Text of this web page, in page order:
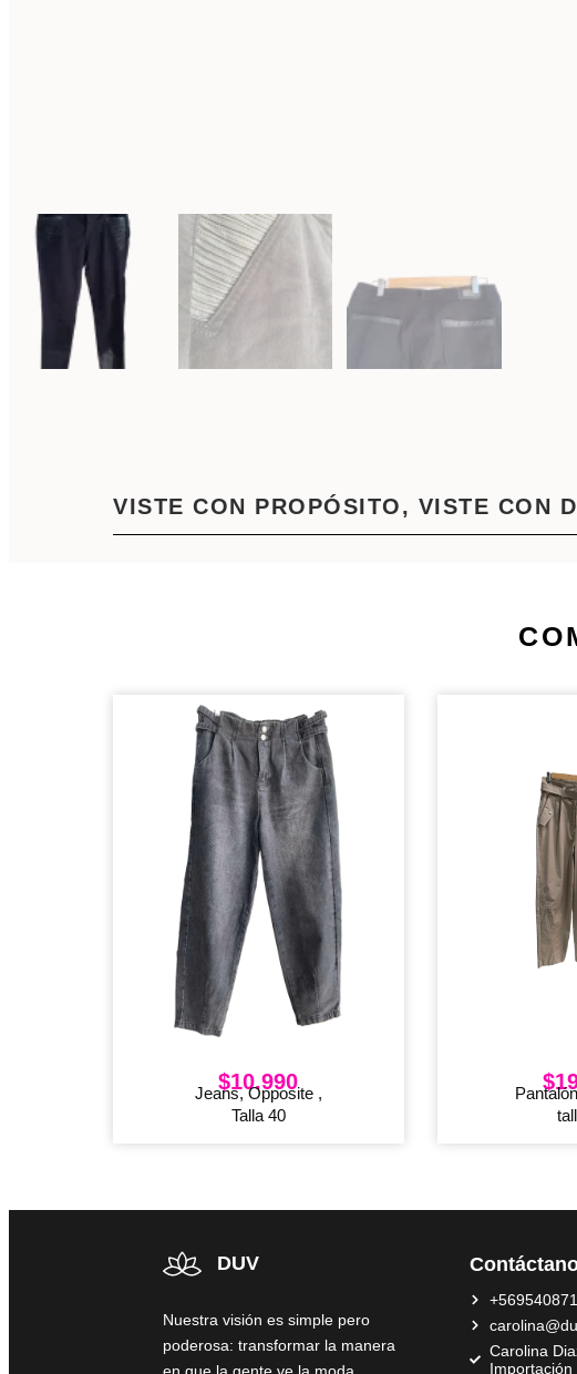
VISTE CON PROPÓSITO, VISTE CON
$10.990
Jeans, Opposite ,
Talla 40
$
DUV
Nuestra visión es simple pero
poderosa: transformar la manera
Carolina
Importación